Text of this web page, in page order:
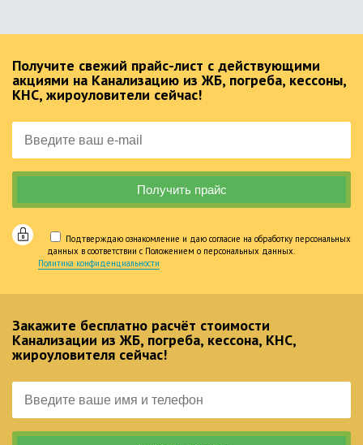
Получите свежий прайс-лист с действующими
акциями на Канализацию из ЖБ, погреба, кессоны,
КНС, жироуловители сейчас!
Подтверждаю ознакомление и даю согласие на обработку персональных
данных в соответствии с Положением о персональных данных.
Политика конфиденциальности
Закажите бесплатно расчёт стоимости
Канализации из ЖБ, погреба, кессона, КНС,
жироуловителя сейчас!